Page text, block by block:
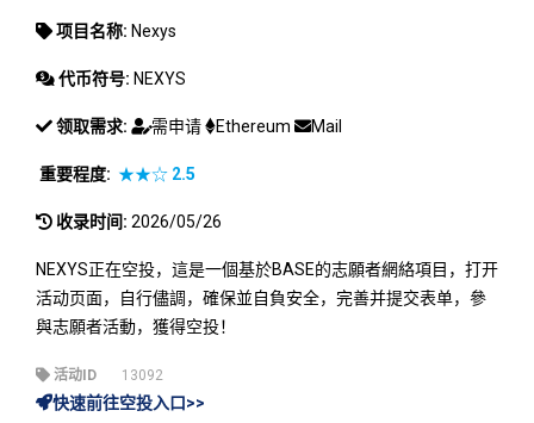
项目名称: Nexys
代币符号: NEXYS
领取需求: 需申请 Ethereum Mail
重要程度: ★★☆ 2.5
收录时间: 2026/05/26
NEXYS正在空投，這是一個基於BASE的志願者網絡項目，打开
活动页面，自行儘調，確保並自負安全，完善并提交表单，參
與志願者活動，獲得空投！
活动ID 13092
快速前往空投入口>>